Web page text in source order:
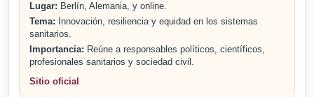
Lugar: Berlín, Alemania, y online.
Tema: Innovación, resiliencia y equidad en los sistemas
sanitarios.
Importancia: Reúne a responsables políticos, científicos,
profesionales sanitarios y sociedad civil.
Sitio oficial